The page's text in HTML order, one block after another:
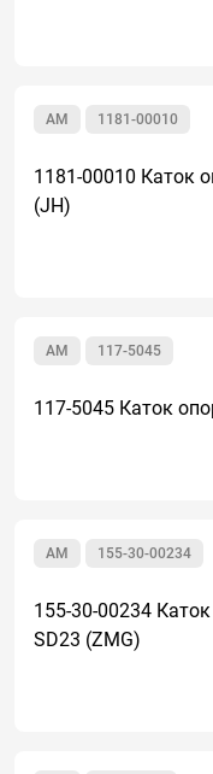
1181-00010
AM
1181-00010 Каток
(JH)
117-5045
AM
117-5045 Каток
155-30-00234
AM
155-30-00234
SD23 (ZMG)